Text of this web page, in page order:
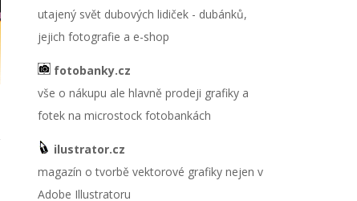
utajený svět dubových lidiček - dubánků,
jejich fotografie a e-shop
fotobanky.cz
vše o nákupu ale hlavně prodeji grafiky a
fotek na microstock fotobankách
ilustrator.cz
magazín o tvorbě vektorové grafiky nejen v
Adobe Illustratoru